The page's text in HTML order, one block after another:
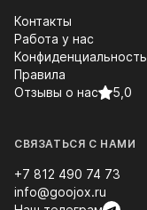
Контакты
Работа у нас
Конфиденциальность
Правила
Отзывы о нас
5,0
СВЯЗАТЬСЯ С НАМИ
+7 812 490 74 73
info@goojox.ru